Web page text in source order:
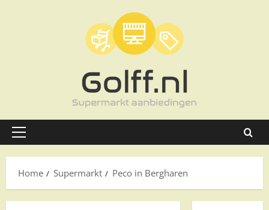
Primair
Home
Supermarkt Peco in Bergharen